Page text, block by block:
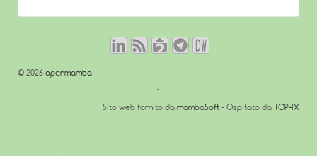
© 2026 openmamba
↑
Sito web fornito da mambaSoft - Ospitato da TOP-IX